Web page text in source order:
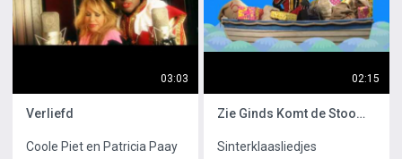
03:03
Verliefd
Coole Piet en Patricia Paay
02:15
Zie Ginds Komt de Stoomboot met Raaf
Sinterklaasliedjes